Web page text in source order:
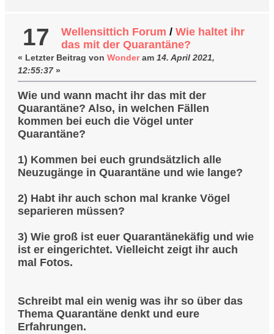
17 Wellensittich Forum /Wie haltet ihr
das mit der Quarantäne?
« Letzter Beitrag vonWonder am 14. April 2021,
12:55:37»
Wie und wann macht ihr das mit der
Quarantäne? Also, in welchen Fällen
kommen bei euch die Vögel unter
Quarantäne?
1) Kommen bei euch grundsätzlich alle
Neuzugänge in Quarantäne und wie lange?
2) Habt ihr auch schon mal kranke Vögel
separieren müssen?
3) Wie groß ist euer Quarantänekäfig und wie
ist er eingerichtet. Vielleicht zeigt ihr auch
mal Fotos.
Schreibt mal ein wenig was ihr so über das
Thema Quarantäne denkt und eure
Erfahrungen.